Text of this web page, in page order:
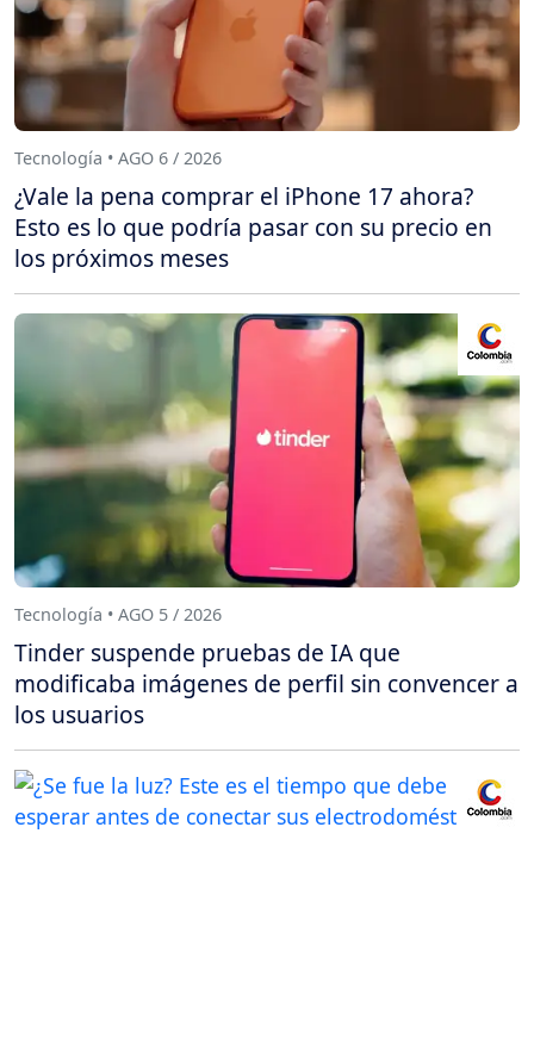
Tecnología • AGO 6 / 2026
¿Vale la pena comprar el iPhone 17 ahora?
Esto es lo que podría pasar con su precio en
los próximos meses
Tecnología • AGO 5 / 2026
Tinder suspende pruebas de IA que
modificaba imágenes de perfil sin convencer a
los usuarios